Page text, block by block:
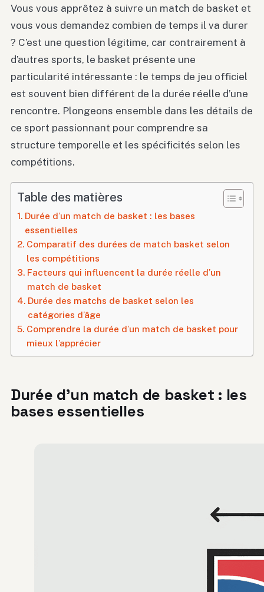
Vous vous apprêtez à suivre un match de basket et
vous vous demandez combien de temps il va durer
? C’est une question légitime, car contrairement à
d’autres sports, le basket présente une
particularité intéressante : le temps de jeu officiel
est souvent bien différent de la durée réelle d’une
rencontre. Plongeons ensemble dans les détails de
ce sport passionnant pour comprendre sa
structure temporelle et les spécificités selon les
compétitions.
Table des matières
Durée d’un match de basket : les bases
essentielles
Comparatif des durées de match basket selon
les compétitions
Facteurs qui influencent la durée réelle d’un
match de basket
Durée des matchs de basket selon les
catégories d’âge
Comprendre la durée d’un match de basket pour
mieux l’apprécier
Durée d’un match de basket : les
bases essentielles